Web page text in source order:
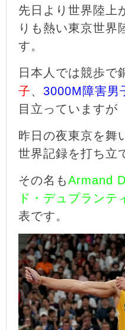
先日より世界陸上
りも熱い東京世界
す。
日本人では競歩で
子、 3000M障害男
目立っていますが
昨日の夜東京を舞
世界記録を打ち立
その名もArmand
ド・デュプランテ
表です。